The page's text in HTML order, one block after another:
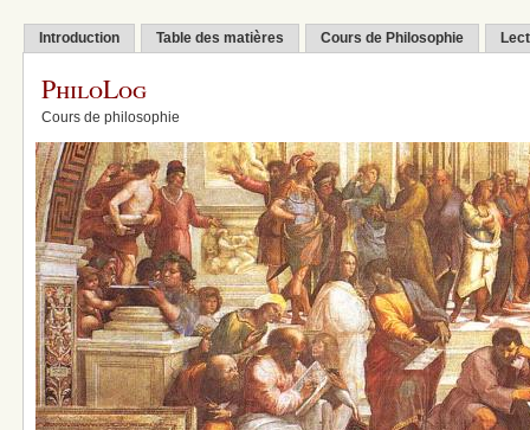
Introduction Table des matières Cours de Philosophie
PhiloLog
Cours de philosophie